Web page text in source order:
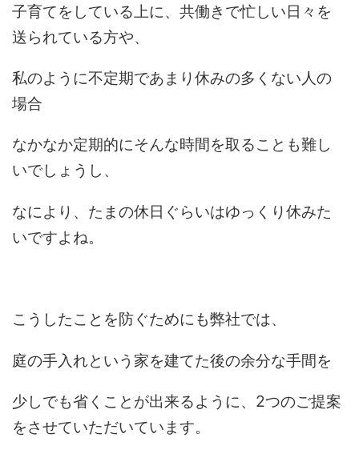
子育てをしている上に、共働きで忙しい日々を
送られている方や、
私のように不定期であまり休みの多くない人の
場合
なかなか定期的にそんな時間を取ることも難し
いでしょうし、
なにより、たまの休日ぐらいはゆっくり休みた
いですよね。
こうしたことを防ぐためにも弊社では、
庭の手入れという家を建てた後の余分な手間を
少しでも省くことが出来るように、2つのご提案
をさせていただいています。